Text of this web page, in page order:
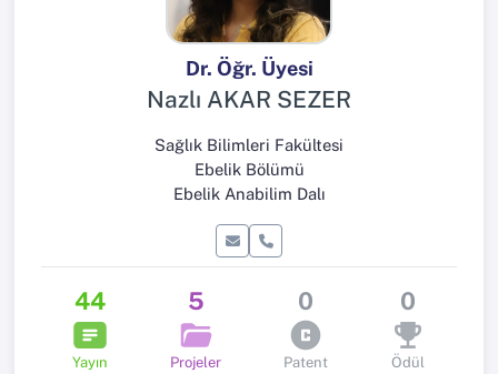
Dr. Öğr. Üyesi
Nazlı AKAR SEZER
Sağlık Bilimleri Fakültesi
Ebelik Bölümü
Ebelik Anabilim Dalı
44
Yayın
5
Projeler
0
Patent
0
Ödül